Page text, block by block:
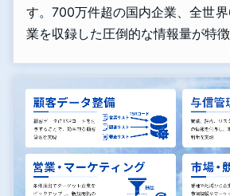
す。700万件超の国内企業、全世
業を収録した圧倒的な情報量が特徴